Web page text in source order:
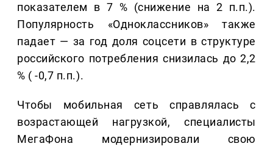
показателем в 7 % (снижение на 2 п.п.).
Популярность «Одноклассников» также
падает — за год доля соцсети в структуре
российского потребления снизилась до 2,2
% ( -0,7 п.п.).
Чтобы мобильная сеть справлялась с
возрастающей нагрузкой, специалисты
МегаФона модернизировали свою